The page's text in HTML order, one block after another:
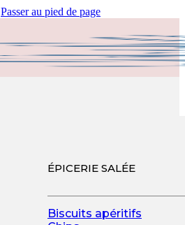
Passer au pied de page
ÉPICERIE SALÉE
Biscuits apéritifs